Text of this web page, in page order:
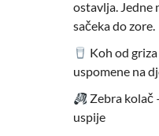
ostavlja. Jedne
sačeka do zore.
Koh od
uspomene na
Zebra kolač
uspije